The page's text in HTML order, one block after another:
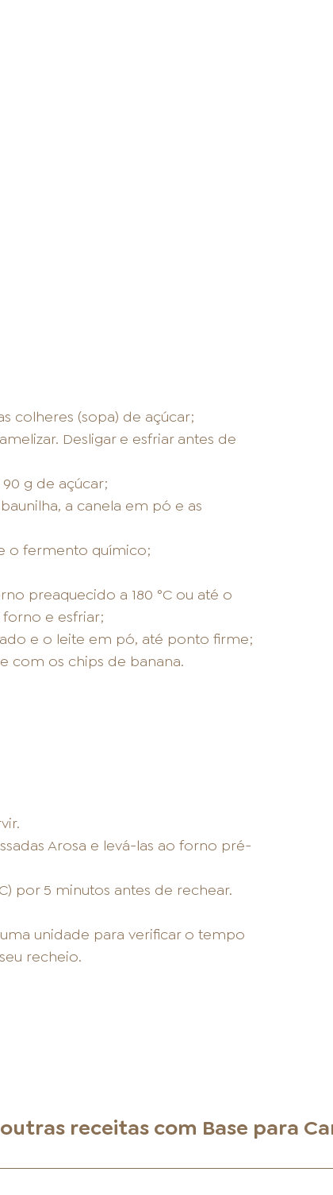
colheres (sopa) de açúcar;
Desligar e esfriar antes de
g de açúcar;
a canela em pó e as
o fermento químico;
preaquecido a 180 °C ou até o
e esfriar;
e o leite em pó, até ponto firme;
com os chips de banana.
Arosa e levá-las ao forno pré-
por 5 minutos antes de rechear.
unidade para verificar o tempo
recheio.
receitas com Base para